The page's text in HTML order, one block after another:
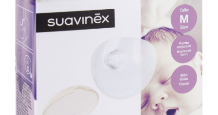
a la
lista de
deseos